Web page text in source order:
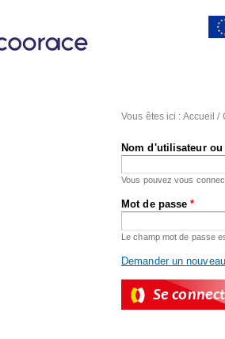
Vous êtes ici : Accueil /
Nom d'utilisateur
Vous pouvez vous
Mot de passe*
Le champ mot de passe
Demander un